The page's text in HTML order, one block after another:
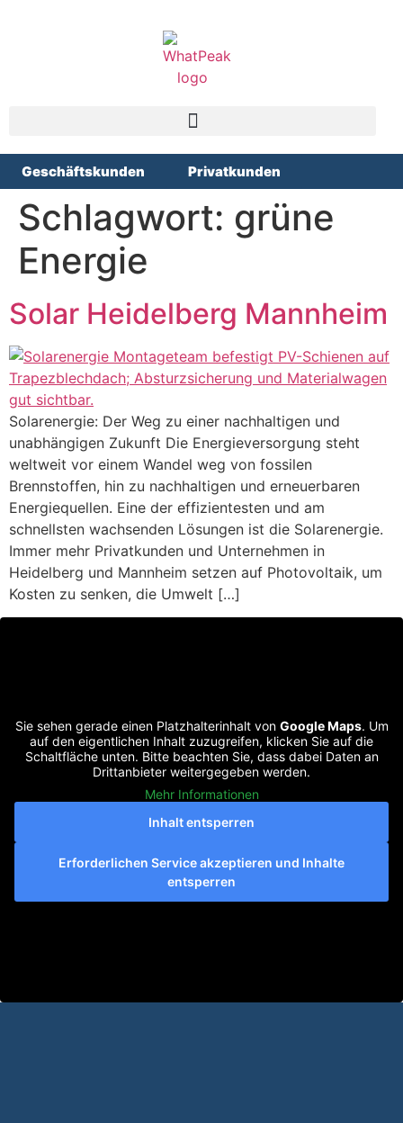
Geschäftskunden Privatkunden
Schlagwort: grüne
Energie
Solar Heidelberg Mannheim
Solarenergie: Der Weg zu einer nachhaltigen und
unabhängigen Zukunft Die Energieversorgung steht
weltweit vor einem Wandel weg von fossilen
Brennstoffen, hin zu nachhaltigen und erneuerbaren
Energiequellen. Eine der effizientesten und am
schnellsten wachsenden Lösungen ist die Solarenergie.
Immer mehr Privatkunden und Unternehmen in
Heidelberg und Mannheim setzen auf Photovoltaik, um
Kosten zu senken, die Umwelt […]
Sie sehen gerade einen Platzhalterinhalt von Google Maps. Um
auf den eigentlichen Inhalt zuzugreifen, klicken Sie auf die
Schaltfläche unten. Bitte beachten Sie, dass dabei Daten an
Drittanbieter weitergegeben werden.
Mehr Informationen
Inhalt entsperren
Erforderlichen Service akzeptieren und Inhalte
entsperren